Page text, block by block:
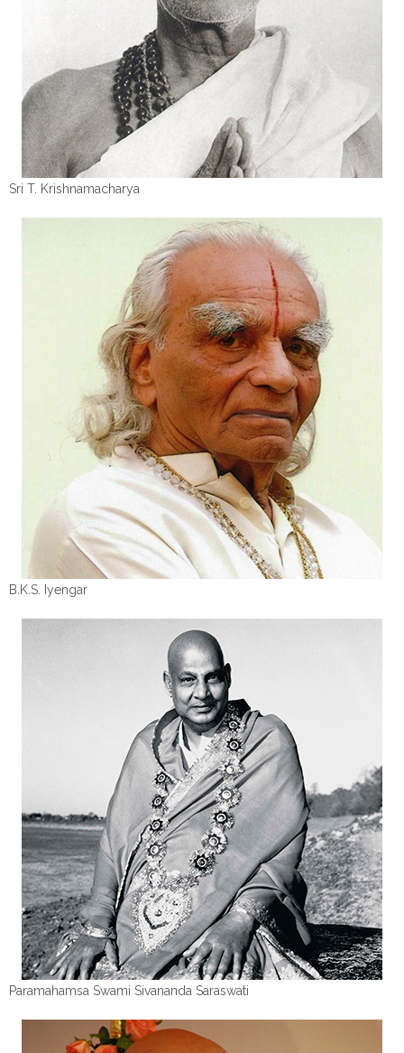
Sri T. Krishnamacharya
B.K.S. Iyengar
Paramahamsa Swami Sivananda Saraswati